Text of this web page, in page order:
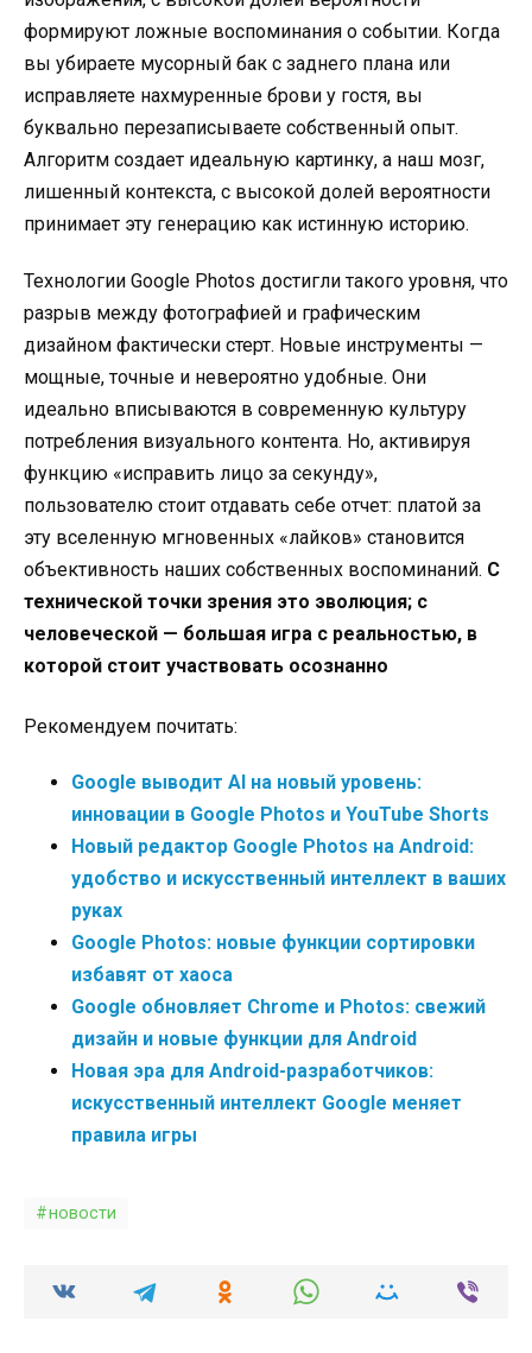
формируют ложные воспоминания о событии. Когда
вы убираете мусорный бак с заднего плана или
исправляете нахмуренные брови у гостя, вы
буквально перезаписываете собственный опыт.
Алгоритм создает идеальную картинку, а наш мозг,
лишенный контекста, с высокой долей вероятности
принимает эту генерацию как истинную историю.
Технологии Google Photos достигли такого уровня, что
разрыв между фотографией и графическим
дизайном фактически стерт. Новые инструменты —
мощные, точные и невероятно удобные. Они
идеально вписываются в современную культуру
потребления визуального контента. Но, активируя
функцию «исправить лицо за секунду»,
пользователю стоит отдавать себе отчет: платой за
эту вселенную мгновенных «лайков» становится
объективность наших собственных воспоминаний. С
технической точки зрения это эволюция; с
человеческой — большая игра с реальностью, в
которой стоит участвовать осознанно
Рекомендуем почитать:
Google выводит AI на новый уровень:
инновации в Google Photos и YouTube Shorts
Новый редактор Google Photos на Android:
удобство и искусственный интеллект в ваших
руках
Google Photos: новые функции сортировки
избавят от хаоса
Google обновляет Chrome и Photos: свежий
дизайн и новые функции для Android
Новая эра для Android-разработчиков:
искусственный интеллект Google меняет
правила игры
новости